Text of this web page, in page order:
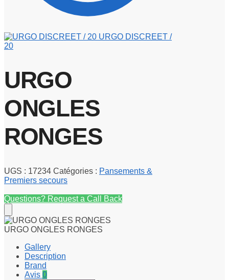
URGO DISCREET /
20
URGO
ONGLES
RONGES
UGS : 17234 Catégories : Pansements &
Premiers secours
Questions? Request a Call Back
URGO ONGLES RONGES
Gallery
Description
Brand
Avis 0